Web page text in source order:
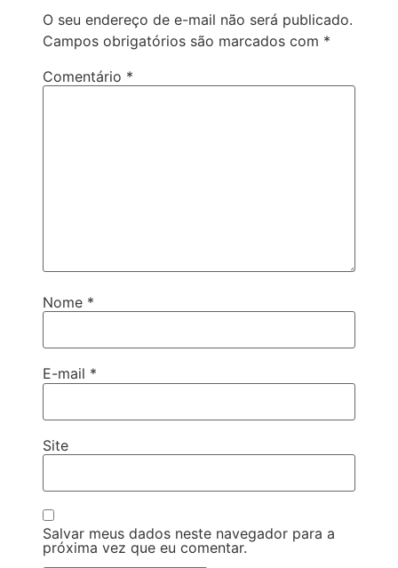
O seu endereço de e-mail não será publicado.
Campos obrigatórios são marcados com *
Comentário *
Nome *
E-mail *
Site
Salvar meus dados neste navegador para a
próxima vez que eu comentar.